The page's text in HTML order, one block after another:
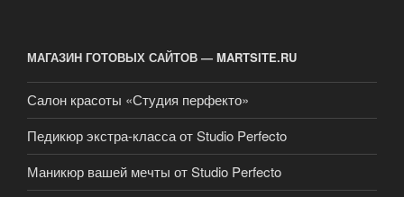
МАГАЗИН ГОТОВЫХ САЙТОВ — MARTSITE.RU
Салон красоты «Студия перфекто»
Педикюр экстра-класса от Studio Perfecto
Маникюр вашей мечты от Studio Perfecto